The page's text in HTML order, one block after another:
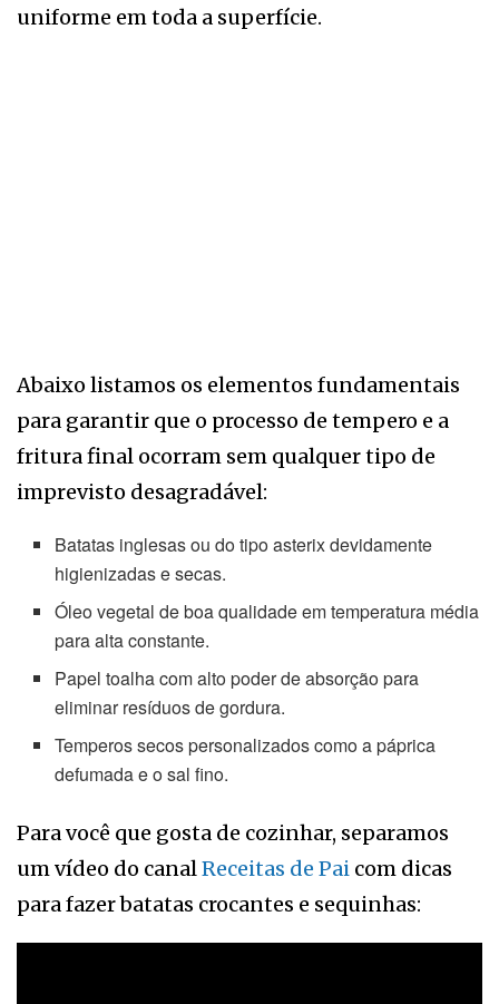
uniforme em toda a superfície.
Abaixo listamos os elementos fundamentais
para garantir que o processo de tempero e a
fritura final ocorram sem qualquer tipo de
imprevisto desagradável:
Batatas inglesas ou do tipo asterix devidamente
higienizadas e secas.
Óleo vegetal de boa qualidade em temperatura média
para alta constante.
Papel toalha com alto poder de absorção para
eliminar resíduos de gordura.
Temperos secos personalizados como a páprica
defumada e o sal fino.
Para você que gosta de cozinhar, separamos
um vídeo do canalReceitas de Pai com dicas
para fazer batatas crocantes e sequinhas: